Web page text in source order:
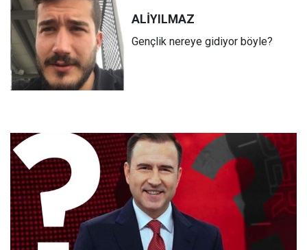
ALİYILMAZ
Gençlik nereye gidiyor böyle?